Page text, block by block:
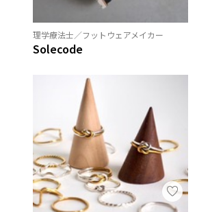
理学療法士／フットウェアメイカー
Solecode